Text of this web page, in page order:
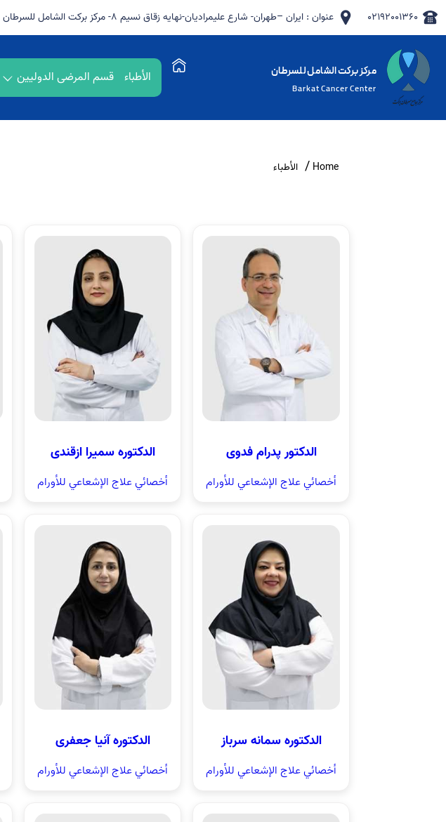
02192001360 عنوان : ایران –طهران- شارع علیمرادیان-نهایه زقاق نسیم 8- مرکز برکت الشامل للسرطان
مرکز برکت الشامل للسرطان
Barkat Cancer Center
الأطباء قسم المرضی الدولیین
Home الأطباء
الدکتور پدرام فدوی
أخصائي علاج الإشعاعي للأورام
الدکتوره سمیرا ازقندی
أخصائي علاج الإشعاعي للأورام
الدکتوره سمانه سرباز
أخصائي علاج الإشعاعي للأورام
الدکتوره آنیا جعفری
أخصائي علاج الإشعاعي للأورام
الصیدلیه